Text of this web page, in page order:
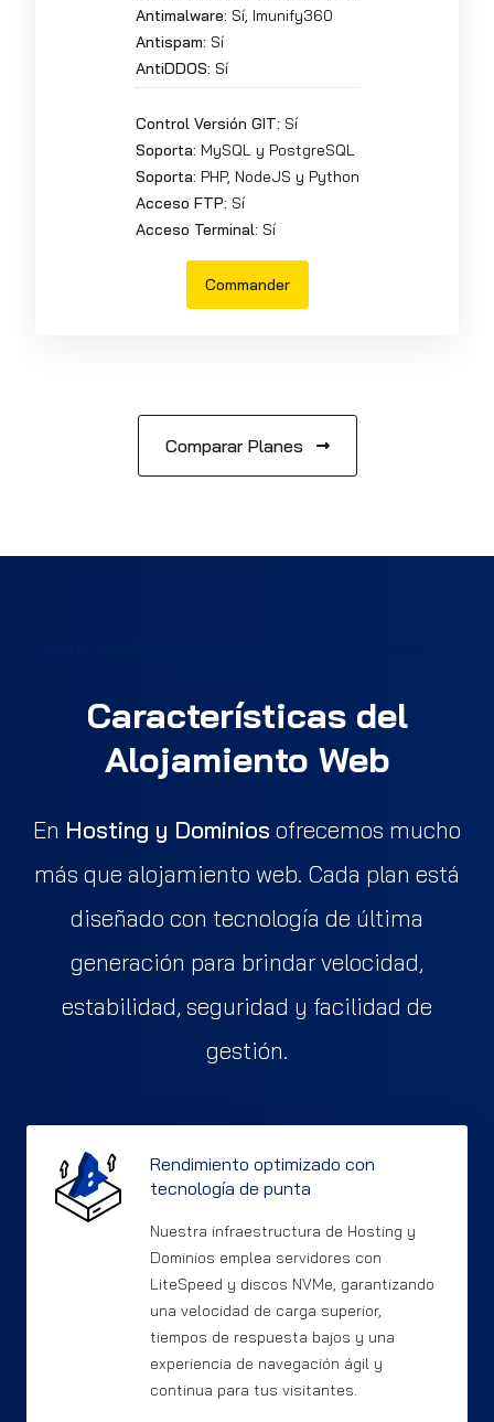
Antimalware: Sí, Imunify360
Antispam: Sí
AntiDDOS: Sí
Control Versión GIT: Sí
Soporta: MySQL y PostgreSQL
Soporta: PHP, NodeJS y Python
Acceso FTP: Sí
Acceso Terminal: Sí
Commander
Comparar Planes
Características del
Alojamiento Web
En Hosting y Dominios ofrecemos mucho
más que alojamiento web. Cada plan está
diseñado con tecnología de última
generación para brindar velocidad,
estabilidad, seguridad y facilidad de
gestión.
Rendimiento optimizado con
tecnología de punta
Nuestra infraestructura de Hosting y
Dominios emplea servidores con
LiteSpeed y discos NVMe, garantizando
una velocidad de carga superior,
tiempos de respuesta bajos y una
experiencia de navegación ágil y
continua para tus visitantes.